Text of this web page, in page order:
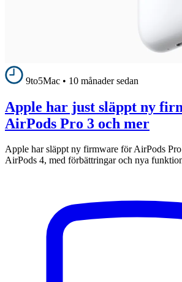
9to5Mac • 10 månader sedan
Apple har just släppt ny
AirPods Pro 3 och mer
Apple har släppt ny firmware för AirPods
AirPods 4, med förbättringar och nya